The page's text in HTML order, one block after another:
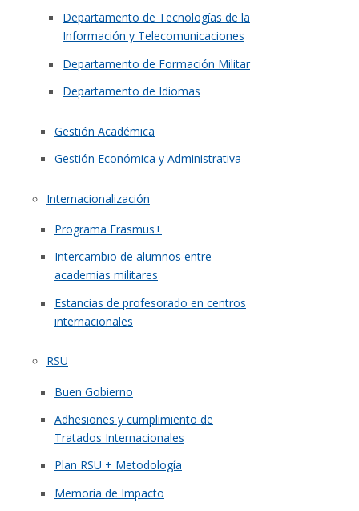
Departamento de Tecnologías de la
Información y Telecomunicaciones
Departamento de Formación Militar
Departamento de Idiomas
Gestión Académica
Gestión Económica y Administrativa
Internacionalización
Programa Erasmus+
Intercambio de alumnos entre
academias militares
Estancias de profesorado en centros
internacionales
RSU
Buen Gobierno
Adhesiones y cumplimiento de
Tratados Internacionales
Plan RSU + Metodología
Memoria de Impacto